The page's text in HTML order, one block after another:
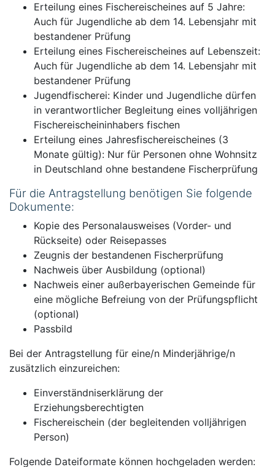
Erteilung eines Fischereischeines auf 5 Jahre:
Auch für Jugendliche ab dem 14. Lebensjahr mit
bestandener Prüfung
Erteilung eines Fischereischeines auf Lebenszeit:
Auch für Jugendliche ab dem 14. Lebensjahr mit
bestandener Prüfung
Jugendfischerei: Kinder und Jugendliche dürfen
in verantwortlicher Begleitung eines volljährigen
Fischereischeininhabers fischen
Erteilung eines Jahresfischereischeines (3
Monate gültig): Nur für Personen ohne Wohnsitz
in Deutschland ohne bestandene Fischerprüfung
Für die Antragstellung benötigen Sie folgende
Dokumente:
Kopie des Personalausweises (Vorder- und
Rückseite) oder Reisepasses
Zeugnis der bestandenen Fischerprüfung
Nachweis über Ausbildung (optional)
Nachweis einer außerbayerischen Gemeinde für
eine mögliche Befreiung von der Prüfungspflicht
(optional)
Passbild
Bei der Antragstellung für eine/n Minderjährige/n
zusätzlich einzureichen:
Einverständniserklärung der
Erziehungsberechtigten
Fischereischein (der begleitenden volljährigen
Person)
Folgende Dateiformate können hochgeladen werden: